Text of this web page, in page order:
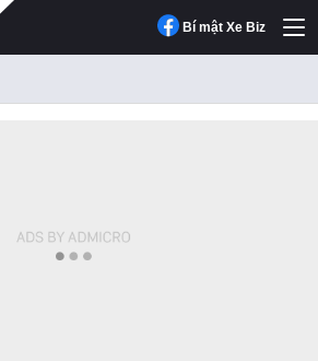
Bí mật Xe Biz